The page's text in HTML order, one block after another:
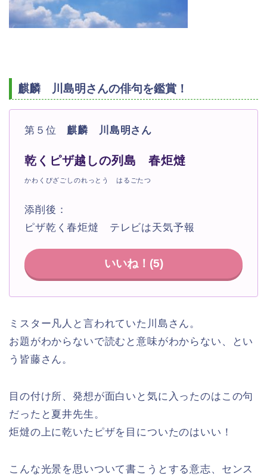
麒麟 川島明さんの俳句を鑑賞！
第５位 麒麟 川島明さん
乾くピザ越しの列島 春炬燵
かわくぴざごしのれっとう はるごたつ
添削後：
ピザ乾く春炬燵 テレビは天気予報
いいね！(5)
ミスター凡人と言われていた川島さん。
お題がわからないで読むと意味がわからない、とい
う皆藤さん。
目の付け所、発想が面白いと気に入ったのはこの句
だったと夏井先生。
炬燵の上に乾いたピザを目についたのはいい！
こんな光景を思いついて書こうとする意志、センス